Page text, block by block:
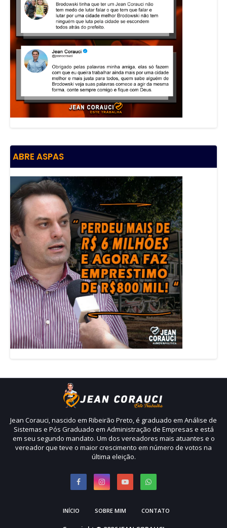
ABRE ASPAS
Jean Corauci, nascido em Ribeirão Preto, é graduado em Análise de
Sistemas e Pós Graduado em Administração de Empresas e está
em seu segundo mandato. Um dos vereadores mais atuantes e o
vereador que teve o maior crescimento em número de votos na
última eleição.
INÍCIO SOBRE MIM CONTATO